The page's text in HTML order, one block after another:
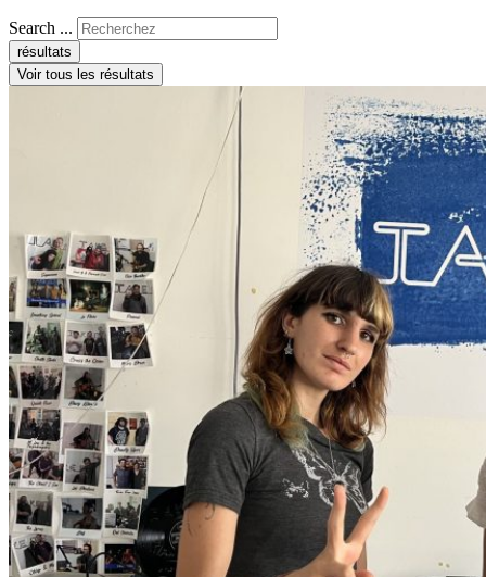
Search ...
résultats
Voir tous les résultats